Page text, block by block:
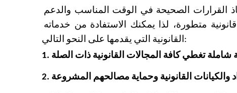
القانونية التي يقدمها على النحو التالي: